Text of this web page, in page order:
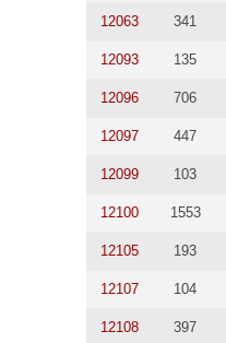
12063 341
12093 135
12096 706
12097 447
12099 103
12100 1553
12105 193
12107 104
12108 397